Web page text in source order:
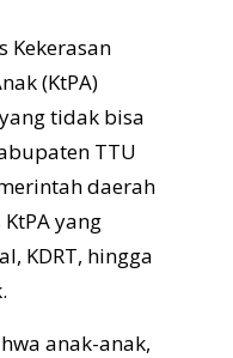
Kekerasan
(KtPA)
tidak bisa
TTU
daerah
yang
KDRT, hingga
anak-anak,